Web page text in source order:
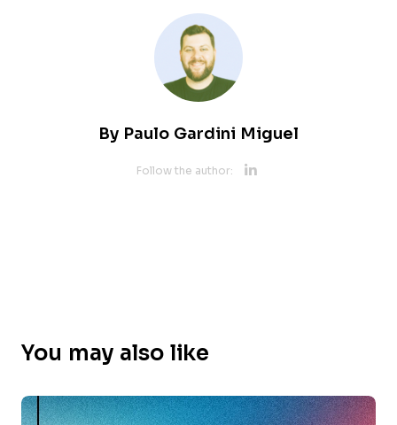
By Paulo Gardini Miguel
Follow the author:
You may also like